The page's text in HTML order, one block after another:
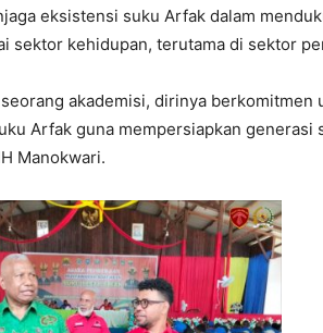
eksistensi suku Arfak dalam
sektor kehidupan, terutama di sektor
akademisi, dirinya
Arfak guna mempersiapkan generasi
Manokwari.